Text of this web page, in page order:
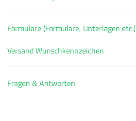
Formulare (Formulare, Unterlagen etc.)
Versand Wunschkennzeichen
Fragen & Antworten